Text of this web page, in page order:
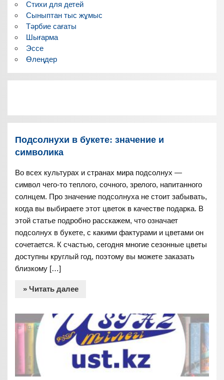
Стихи для детей
Сыныптан тыс жұмыс
Тәрбие сағаты
Шығарма
Эссе
Өлеңдер
Подсолнухи в букете: значение и
символика
Во всех культурах и странах мира подсолнух —
символ чего-то теплого, сочного, зрелого, напитанного
солнцем. Про значение подсолнуха не стоит забывать,
когда вы выбираете этот цветок в качестве подарка. В
этой статье подробно расскажем, что означает
подсолнух в букете, с какими фактурами и цветами он
сочетается. К счастью, сегодня многие сезонные цветы
доступны круглый год, поэтому вы можете заказать
близкому […]
» Читать далее